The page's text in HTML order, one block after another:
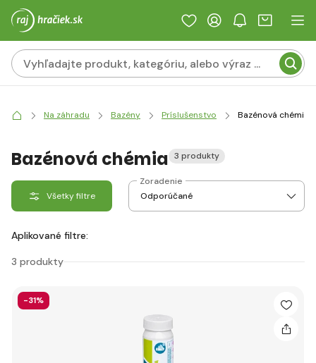
Na záhradu Bazény Príslušenstvo Bazénová chémia
Bazénová chémia 3 produkty
Všetky filtre
Zoradenie
Aplikované filtre:
3 produkty
-31%